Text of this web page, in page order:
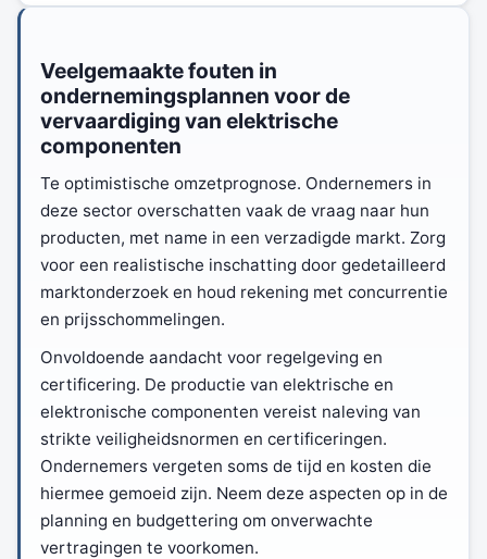
Veelgemaakte fouten in
ondernemingsplannen voor de
vervaardiging van elektrische
componenten
Te optimistische omzetprognose. Ondernemers in
deze sector overschatten vaak de vraag naar hun
producten, met name in een verzadigde markt. Zorg
voor een realistische inschatting door gedetailleerd
marktonderzoek en houd rekening met concurrentie
en prijsschommelingen.
Onvoldoende aandacht voor regelgeving en
certificering. De productie van elektrische en
elektronische componenten vereist naleving van
strikte veiligheidsnormen en certificeringen.
Ondernemers vergeten soms de tijd en kosten die
hiermee gemoeid zijn. Neem deze aspecten op in de
planning en budgettering om onverwachte
vertragingen te voorkomen.